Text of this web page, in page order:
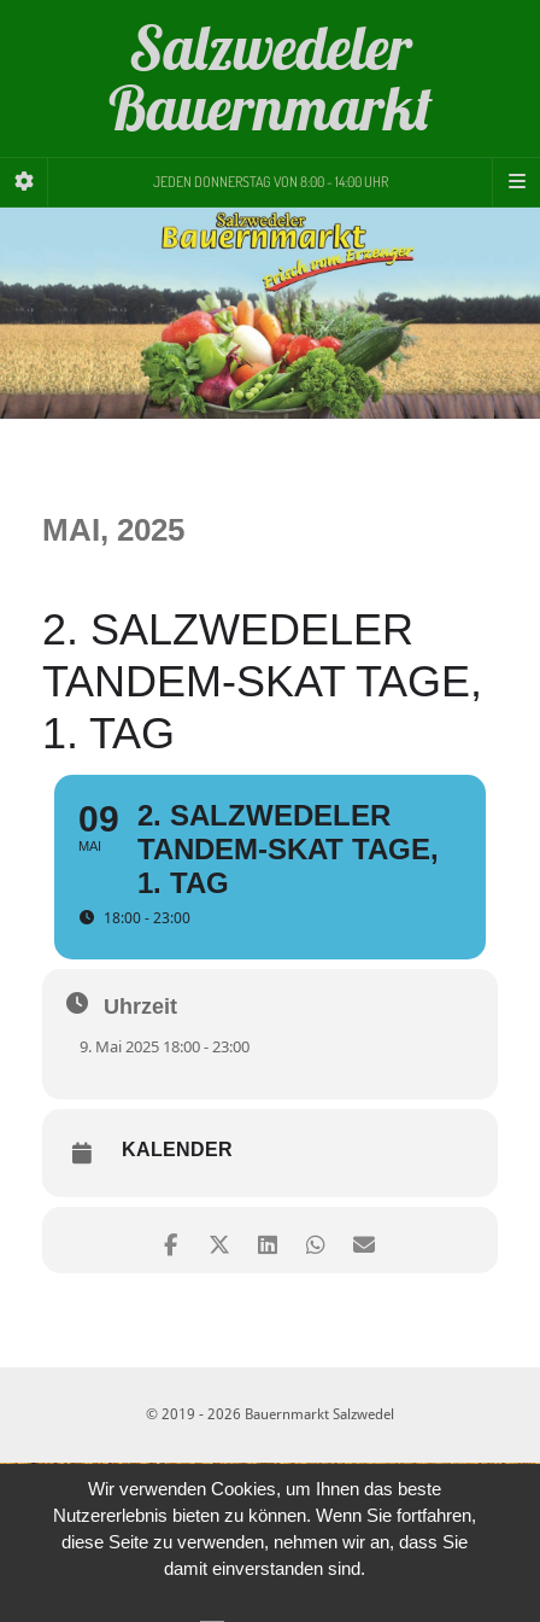
Salzwedeler
Bauernmarkt
JEDEN DONNERSTAG VON 8:00 - 14:00 UHR
MAI, 2025
2. SALZWEDELER
TANDEM-SKAT TAGE,
1. TAG
09
MAI
2. SALZWEDELER
TANDEM-SKAT TAGE,
1. TAG
18:00 - 23:00
Uhrzeit
9. Mai 2025 18:00 - 23:00
KALENDER
© 2019 - 2026 Bauernmarkt Salzwedel
Wir verwenden Cookies, um Ihnen das beste
Nutzererlebnis bieten zu können. Wenn Sie fortfahren,
diese Seite zu verwenden, nehmen wir an, dass Sie
damit einverstanden sind.